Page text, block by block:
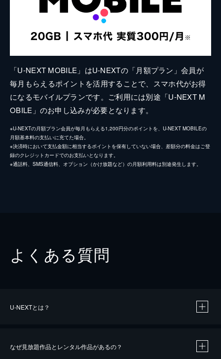
「U-NEXT MOBILE」はU-NEXTの「月額プラン」会員が
毎月もらえるポイントを活用することで、スマホ代がお得
になるモバイルプランです。ご利用には別途「U-NEXT M
OBILE」のお申し込みが必要となります。
※U-NEXTの月額プラン会員が毎月もらえる1,200円分のポイントを、U-NEXT MOBILEの
月額基本料の支払いに充てた場合。
※決済時において支払金額に相当するポイントを保有していない場合、差額分の料金はご登
録のクレジットカードでのお支払いとなります。
※通話料、SMS通信料、オプション（かけ放題など）の月額利用料は別途発生します。
よくある質問
U-NEXTとは？
なぜ見放題作品とレンタル作品があるの？